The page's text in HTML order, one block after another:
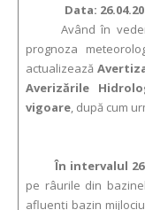
Data:
Având în vedere
prognoza
actualizează
Averizările
vigoare, după cum
În intervalul
pe râurile din
afluenţi bazin